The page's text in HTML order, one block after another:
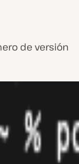
de versión